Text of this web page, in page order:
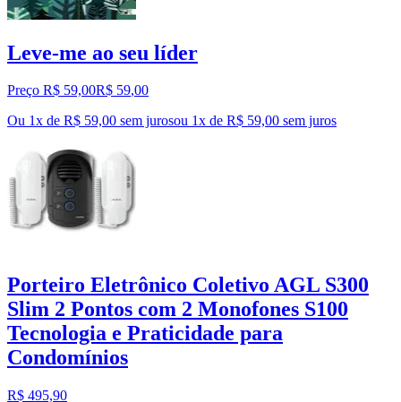
Leve-me ao seu líder
Preço R$ 59,00R$ 59,00
Ou 1x de R$ 59,00 sem jurosou 1x de R$ 59,00 sem juros
Porteiro Eletrônico Coletivo AGL S300
Slim 2 Pontos com 2 Monofones S100
Tecnologia e Praticidade para
Condomínios
R$ 495,90